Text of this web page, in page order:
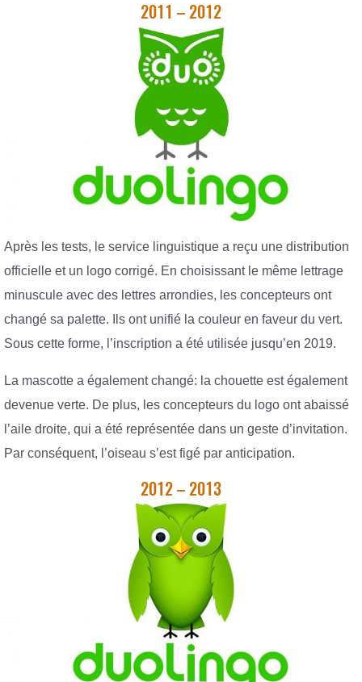
2011 – 2012
Après les tests, le service linguistique a reçu une distribution
officielle et un logo corrigé. En choisissant le même lettrage
minuscule avec des lettres arrondies, les concepteurs ont
changé sa palette. Ils ont unifié la couleur en faveur du vert.
Sous cette forme, l’inscription a été utilisée jusqu’en 2019.
La mascotte a également changé: la chouette est également
devenue verte. De plus, les concepteurs du logo ont abaissé
l’aile droite, qui a été représentée dans un geste d’invitation.
Par conséquent, l’oiseau s’est figé par anticipation.
2012 – 2013